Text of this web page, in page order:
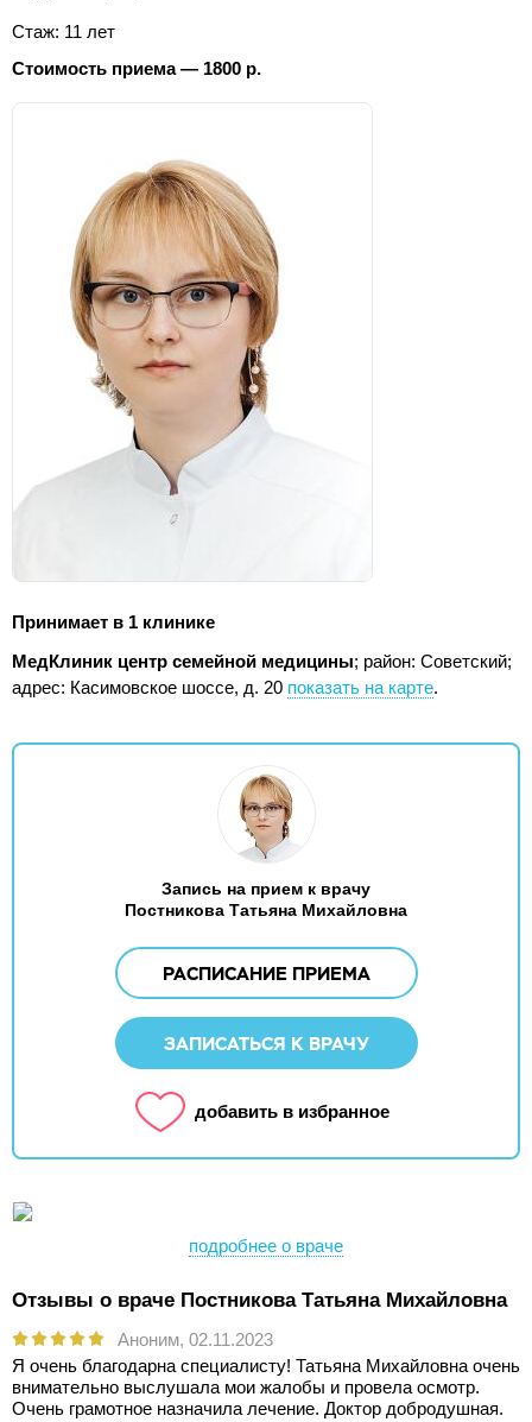
Стаж: 11 лет
Стоимость приема — 1800 р.
Принимает в 1 клинике
МедКлиник центр семейной медицины; район: Советский;
адрес: Касимовское шоссе, д. 20 показать на карте.
Запись на прием к врачу
Постникова Татьяна Михайловна
РАСПИСАНИЕ ПРИЕМА
ЗАПИСАТЬСЯ К ВРАЧУ
добавить в избранное
подробнее о враче
Отзывы о враче Постникова Татьяна Михайловна
Аноним, 02.11.2023
Я очень благодарна специалисту! Татьяна Михайловна очень
внимательно выслушала мои жалобы и провела осмотр.
Очень грамотное назначила лечение. Доктор добродушная.